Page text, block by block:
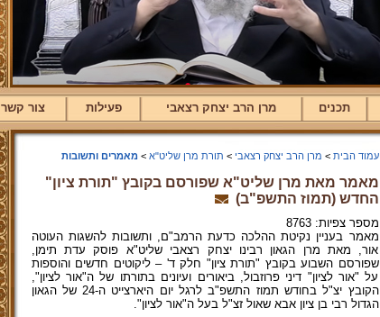
תכנים מרן הרב יצחק רצאבי פעילות צור קשר
עמוד הבית > מרן הרב יצחק רצאבי > תורת מרן שליט"א >מאמרים ותשובות
מאמר מאת מרן שליט"א שפורסם בקובץ "תורת ציון"
החדש (תמוז התשפ"ב)
מספר צפיות: 8763
מאמר בעניין נקיטת ההלכה כדעת הרמב"ם, ותשובות להשגות העוטה
אור, מאת מרן הגאון רבינו יצחק רצאבי שליט"א פוסק עדת תימן,
שפורסם השבוע בקובץ "תורת ציון" חלק ד' – ליקוטים חדשים והוספות
על "אור לציון" דיני פרוזבול, ביאורים ועיונים בתורתו של ה"אור לציון",
הקובץ יצ"ל בחודש תמוז התשפ"ב לרגל יום היארצייט ה-24 של הגאון
הגדול רבי בן ציון אבא שאול זצ"ל בעל ה"אור לציון".